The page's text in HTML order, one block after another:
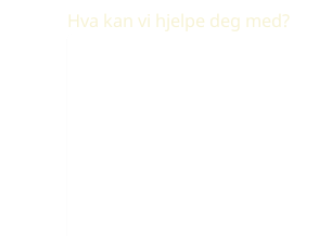
Hva kan vi hjelpe deg med?